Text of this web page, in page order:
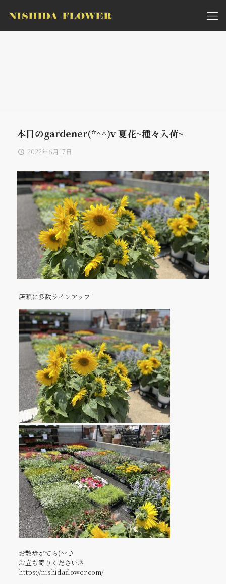
本日のgardener(*^^)v 夏花~種々入荷~
2022年6月17日
店頭に多数ラインアップ
お散歩がてら(^^♪
お立ち寄りくださいネ
https://nishidaflower.com/